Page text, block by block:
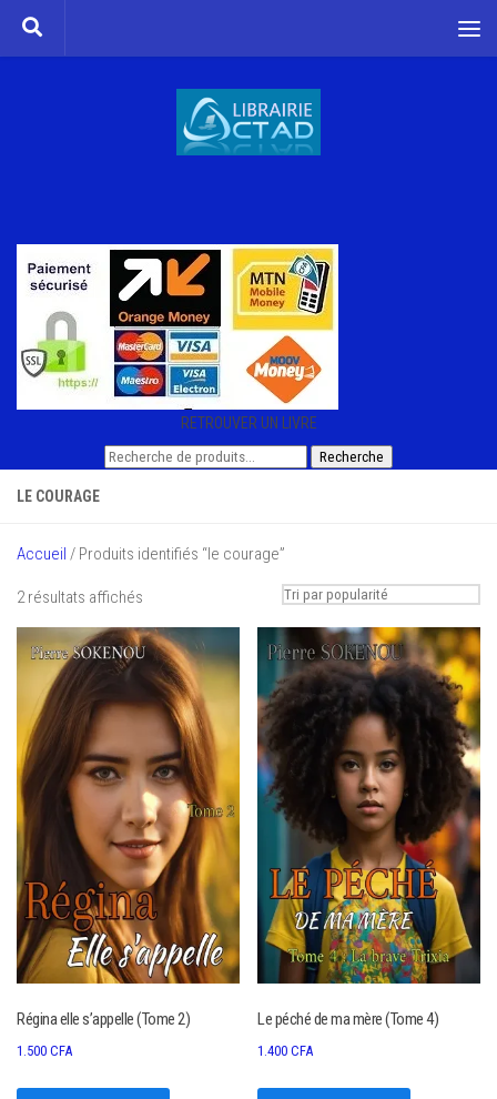
Skip to content
RETROUVER UN LIVRE
Recherche
Recherche
LE COURAGE
Accueil / Produits identifiés “le courage”
2 résultats affichés
par
popularité
Régina elle s’appelle (Tome 2)
1.500 CFA
Le péché de ma mère (Tome 4)
1.400CFA